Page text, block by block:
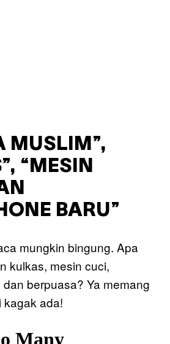
MUSLIM”,
“MESIN
BARU”
mungkin bingung. Apa
kulkas, mesin cuci,
berpuasa? Ya memang
kagak ada!